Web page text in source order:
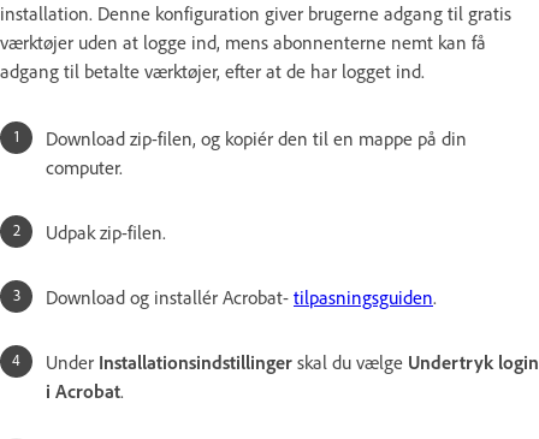
installation. Denne konfiguration giver brugerne adgang til gratis
værktøjer uden at logge ind, mens abonnenterne nemt kan få
adgang til betalte værktøjer, efter at de har logget ind.
Download zip-filen, og kopiér den til en mappe på din
computer.
Udpak zip-filen.
Download og installér Acrobat- tilpasningsguiden.
Under Installationsindstillinger skal du vælge Undertryk login
i Acrobat.